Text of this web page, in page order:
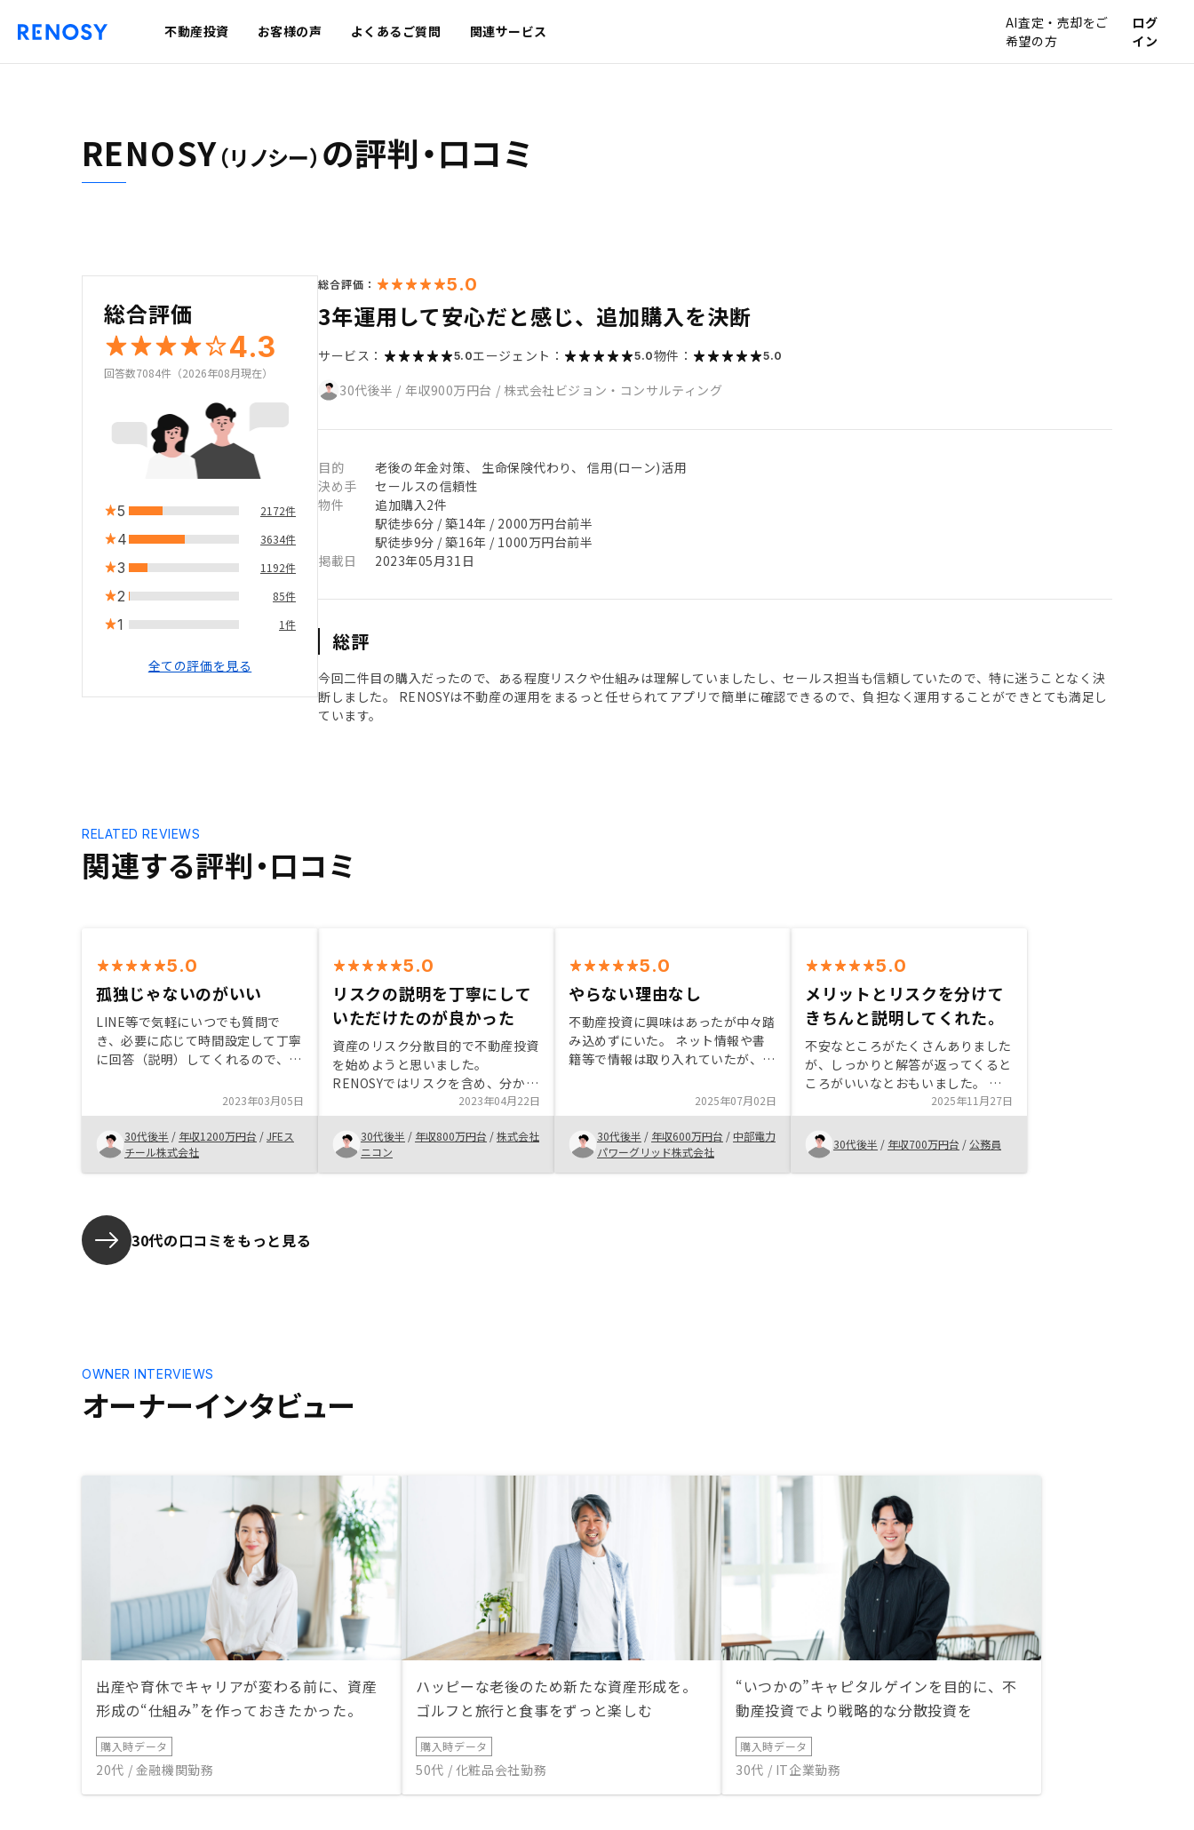
不動産投資 お客様の声 よくあるご質問 関連サービス
AI査定・売却をご
希望の方
ログ
イン
RENOSY（リノシー） の評判・口コミ
総合評価
4.3
回答数7084件（2026年08月現在）
5 2172件
4 3634件
3 1192件
2 85件
1 1件
全ての評価を見る
総合評価： 5.0
3年運用して安心だと感じ、追加購入を決断
サービス： 5.0エージェント： 5.0物件： 5.0
30代後半 / 年収900万円台 / 株式会社ビジョン・コンサルティング
目的
老後の年金対策、 生命保険代わり、 信用(ローン)活用
決め手
セールスの信頼性
物件
追加購入2件
駅徒歩6分 / 築14年 / 2000万円台前半
駅徒歩9分 / 築16年 / 1000万円台前半
掲載日
2023年05月31日
総評
今回二件目の購入だったので、ある程度リスクや仕組みは理解していましたし、セールス担当も信頼していたので、特に迷うことなく決
断しました。 RENOSYは不動産の運用をまるっと任せられてアプリで簡単に確認できるので、負担なく運用することができとても満足し
ています。
関連する評判・口コミ
RELATED REVIEWS
5.0
孤独じゃないのがいい
LINE等で気軽にいつでも質問で
き、必要に応じて時間設定して丁寧
に回答（説明）してくれるので、心
い。最終的には自己責任ですが、手
練れの相談相手がいていい環境だと
思います。
2023年03月05日
30代後半 / 年収1200万円台 /JFEス
チール株式会社
5.0
リスクの説明を丁寧にして
いただけたのが良かった
資産のリスク分散目的で不動産投資
を始めようと思いました。
RENOSYではリスクを含め、分かり
やすい説明をしてくださり、目的に
合わせた物件を紹介してくださった
ので、購入に至りました。 どんな
質問にも適切に回答していただいて
とても安心できました。
2023年04月22日
30代後半 / 年収800万円台 /株式会社
ニコン
5.0
やらない理由なし
不動産投資に興味はあったが中々踏
み込めずにいた。 ネット情報や書
籍等で情報は取り入れていたが、正
た。 しかし、担当者と会話してい
く中で不安が払拭でき、信用に値す
ると判断したため購入する意思を固
めた。
2025年07月02日
30代後半 / 年収600万円台 / 中部電力
パワーグリッド株式会社
5.0
メリットとリスクを分けて
きちんと説明してくれた。
不安なところがたくさんありました
が、しっかりと解答が返ってくると
ころがいいなとおもいました。 実
際にまだ月日が経っていないので、
なんとも言えませんが、リスクなど
を考慮して、面白さが勝ったので購
入を決めました。
2025年11月27日
30代後半 / 年収700万円台 / 公務員
30代の口コミをもっと見る
オーナーインタビュー
OWNER INTERVIEWS
出産や育休でキャリアが変わる前に、資産
形成の“仕組み”を作っておきたかった。
購入時データ
20代 / 金融機関勤務
ハッピーな老後のため新たな資産形成を。
ゴルフと旅行と食事をずっと楽しむ
購入時データ
50代 / 化粧品会社勤務
“いつかの”キャピタルゲインを目的に、不
動産投資でより戦略的な分散投資を
購入時データ
30代 / IT企業勤務